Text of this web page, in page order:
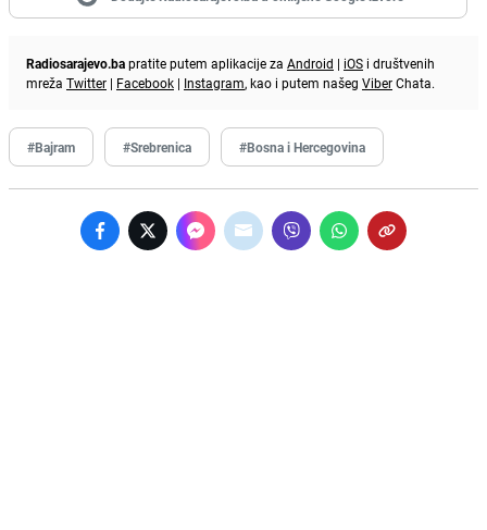
Radiosarajevo.bapratite putem aplikacije za Android | iOS i društvenih
mreža Twitter | Facebook | Instagram, kao i putem našeg ViberChata.
#Bajram #Srebrenica #Bosna i Hercegovina